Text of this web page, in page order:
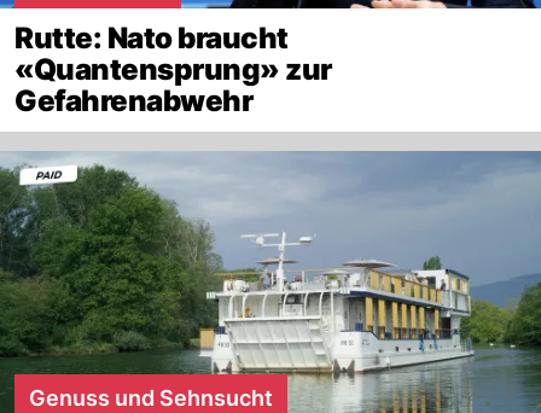
Rutte: Nato braucht
«Quantensprung» zur
Gefahrenabwehr
Genuss und Sehnsucht